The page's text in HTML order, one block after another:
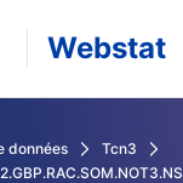
de navigation
Webstat
données
Tcn3